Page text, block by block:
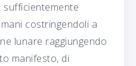
sufficientemente
costringendoli a
lunare raggiungendo
manifesto, di